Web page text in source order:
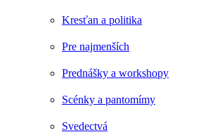
Kresťan a politika
Pre najmenších
Prednášky a workshopy
Scénky a pantomímy
Svedectvá